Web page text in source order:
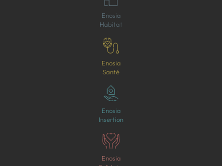
Enosia
Habitat
Enosia
Santé
Enosia
Insertion
Enosia